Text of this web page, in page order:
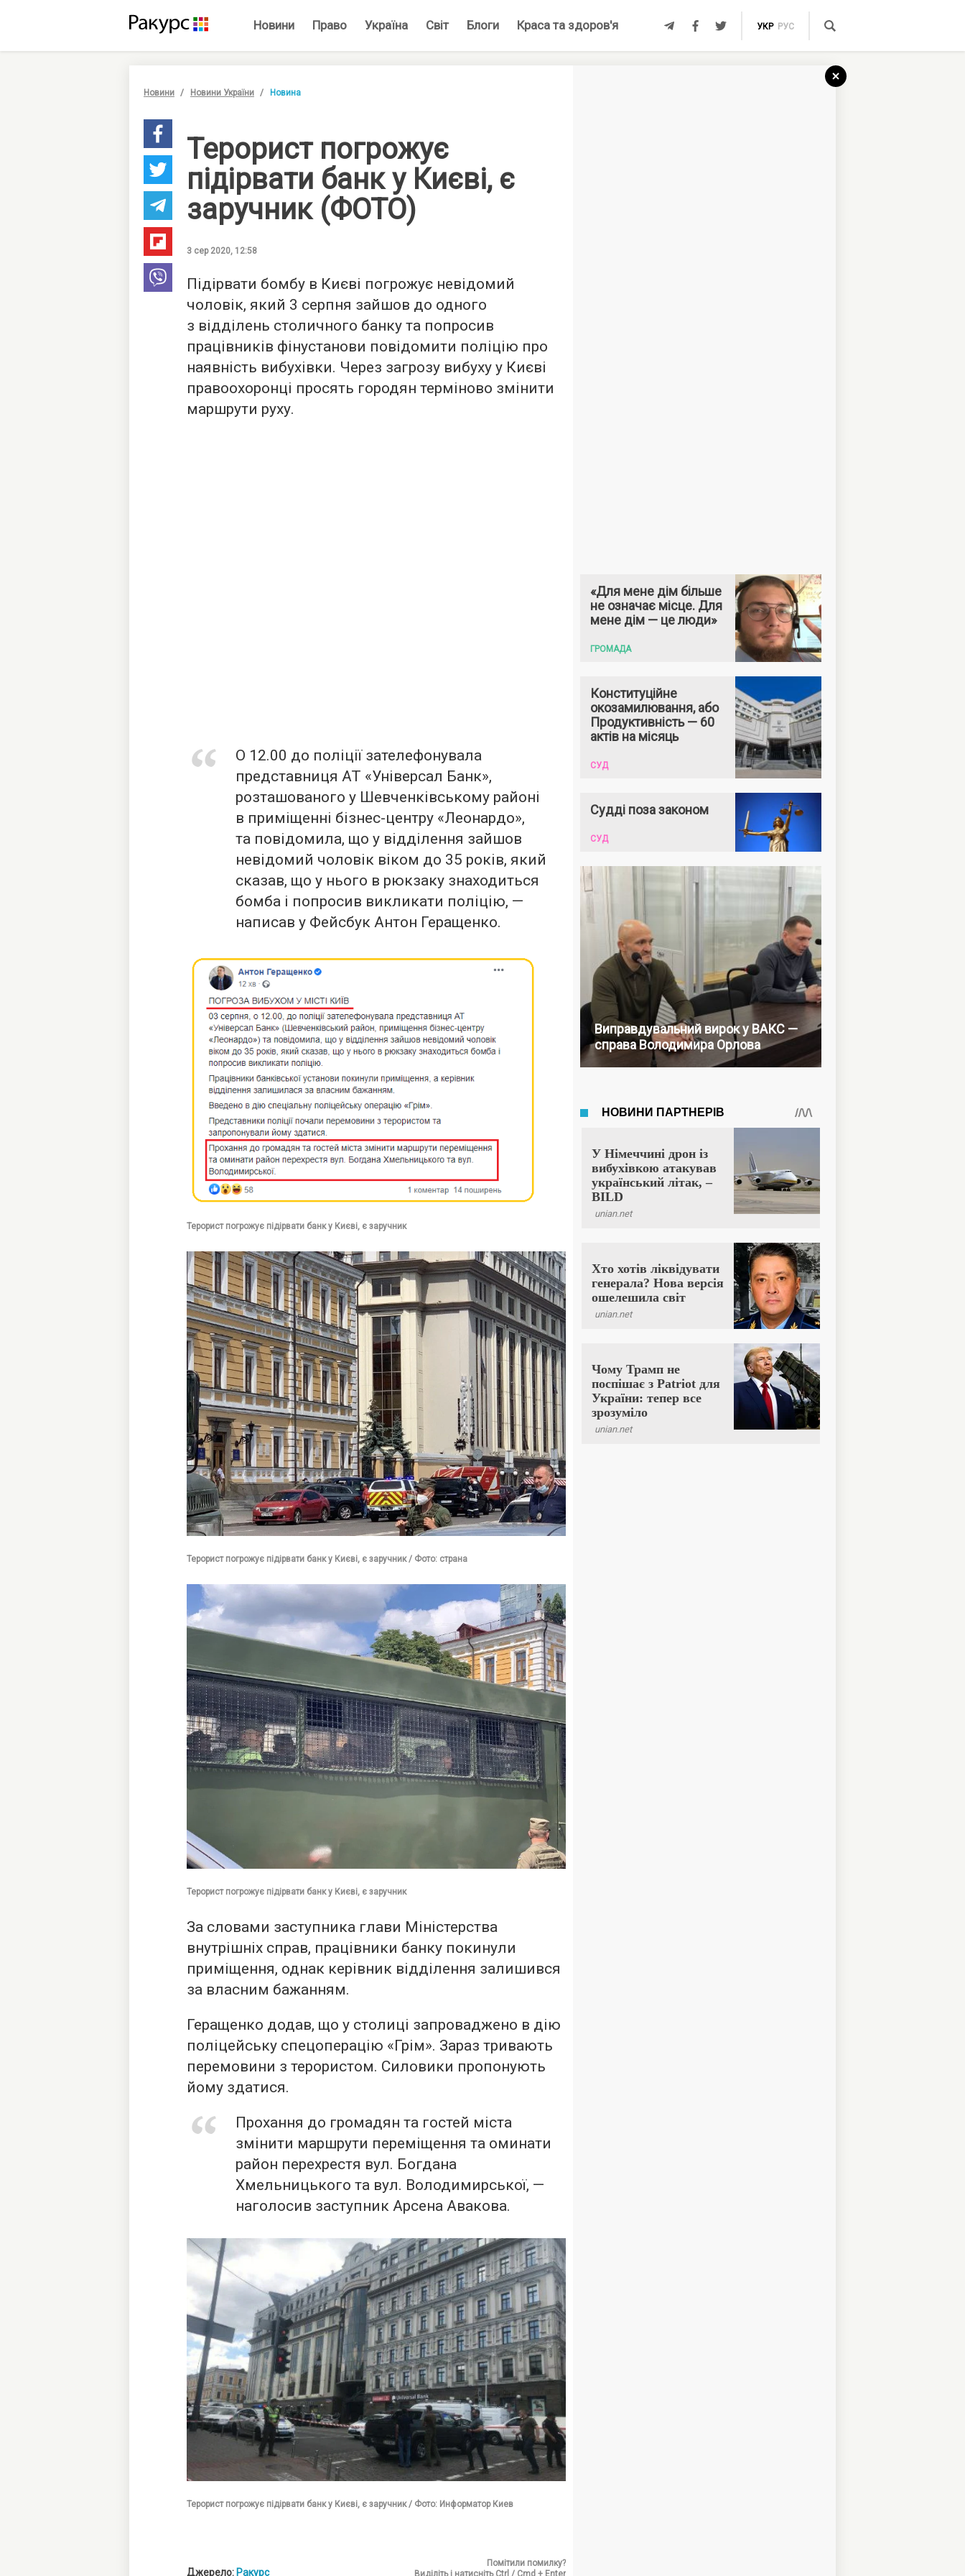
Новини Право Україна Світ Блоги Краса та здоров'я УКР РУС
Новини Новини України Новина
Терорист погрожує
підірвати банк у Києві, є
заручник (ФОТО)
3 сер 2020, 12:58
Підірвати бомбу в Києві погрожує невідомий
чоловік, який 3 серпня зайшов до одного
з відділень столичного банку та попросив
працівників фінустанови повідомити поліцію про
наявність вибухівки. Через загрозу вибуху у Києві
правоохоронці просять городян терміново змінити
маршрути руху.
О 12.00 до поліції зателефонувала
представниця АТ «Універсал Банк»,
розташованого у Шевченківському районі
в приміщенні бізнес-центру «Леонардо»,
та повідомила, що у відділення зайшов
невідомий чоловік віком до 35 років, який
сказав, що у нього в рюкзаку знаходиться
бомба і попросив викликати поліцію, —
написав у Фейсбук Антон Геращенко.
Терорист погрожує підірвати банк у Києві, є заручник
Терорист погрожує підірвати банк у Києві, є заручник / Фото: страна
Терорист погрожує підірвати банк у Києві, є заручник
За словами заступника глави Міністерства
внутрішніх справ, працівники банку покинули
приміщення, однак керівник відділення залишився
за власним бажанням.
Геращенко додав, що у столиці запроваджено в дію
поліцейську спецоперацію «Грім». Зараз тривають
перемовини з терористом. Силовики пропонують
йому здатися.
Прохання до громадян та гостей міста
змінити маршрути переміщення та оминати
район перехрестя вул. Богдана
Хмельницького та вул. Володимирської, —
наголосив заступник Арсена Авакова.
Терорист погрожує підірвати банк у Києві, є заручник / Фото: Информатор Киев
Джерело: Ракурс
Помітили помилку?
«Для мене дім більше
не означає місце. Для
мене дім — це люди»
ГРОМАДА
Конституційне
окозамилювання, або
Продуктивність — 60
актів на місяць
СУД
Судді поза законом
СУД
Виправдувальний вирок у ВАКС —
справа Володимира Орлова